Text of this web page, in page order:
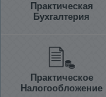
Практическая
Бухгалтерия
Практическое
Налогообложение